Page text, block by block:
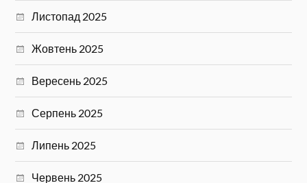
Листопад 2025
Жовтень 2025
Вересень 2025
Серпень 2025
Липень 2025
Червень 2025